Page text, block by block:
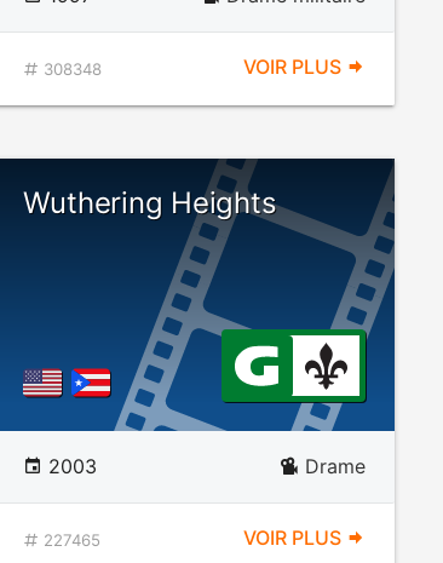
308348 VOIR PLUS
Wuthering Heights
2003 Drame
227465 VOIR PLUS